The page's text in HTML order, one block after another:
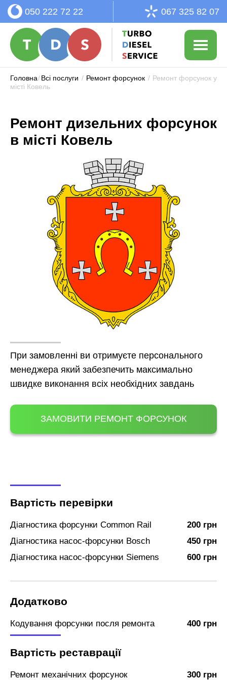
050 222 72 22 067 325 82 07
Головна/Всі послуги / Ремонт форсунок / Ремонт форсунок у
місті Ковель
Ремонт дизельних форсунок
в місті Ковель
При замовленні ви отримуєте персонального
менеджера який забезпечить максимально
швидке виконання всіх необхідних завдань
ЗАМОВИТИ РЕМОНТ ФОРСУНОК
Вартість перевірки
Діагностика форсунки Common Rail
200 грн
Діагностика насос-форсунки Bosch
450 грн
Діагностика насос-форсунки Siemens
600 грн
Додатково
Кодування форсунки посля ремонта 400 грн
Вартість реставрації
Ремонт механічних форсунок
300 грн